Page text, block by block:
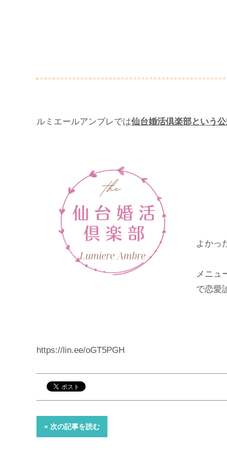
ルミエールアンブレでは仙台婚活倶楽部という
よかっ
メニュ
で恋愛
https://lin.ee/oGT5PGH
« 次の記事を読む